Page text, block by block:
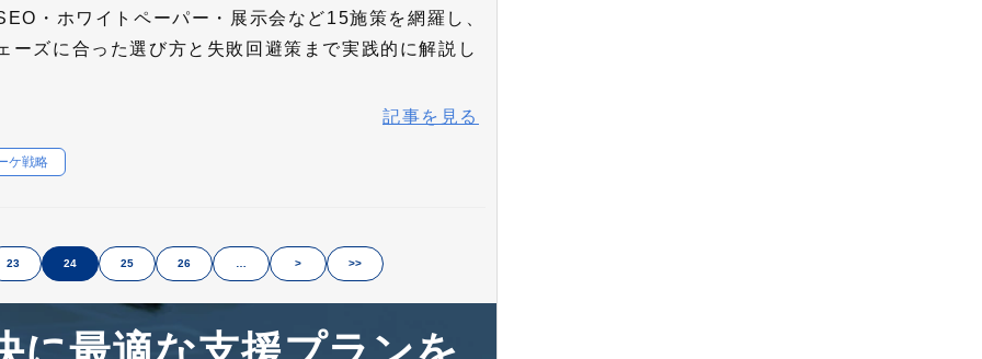
・ホワイトペーパー・展示会など15施策を網羅し、
ーズに合った選び方と失敗回避策まで実践的に解説し
記事を見る
ケ戦略
23 24 25 26 > >>